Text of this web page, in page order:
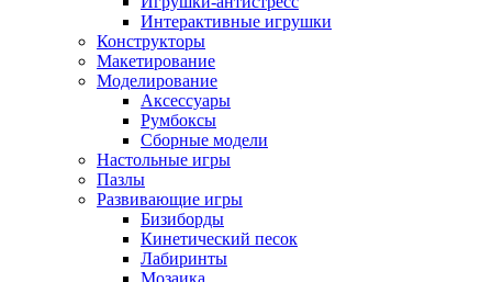
Интерактивные игрушки
Конструкторы
Макетирование
Моделирование
Аксессуары
Румбоксы
Сборные модели
Настольные игры
Пазлы
Развивающие игры
Бизиборды
Кинетический песок
Лабиринты
Мозаика